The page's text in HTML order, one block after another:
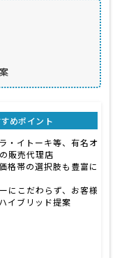
めポイント
・イトーキ等、有名オフ
販売代理店
格帯の選択肢も豊富にご
にこだわらず、お客様の
イブリッド提案